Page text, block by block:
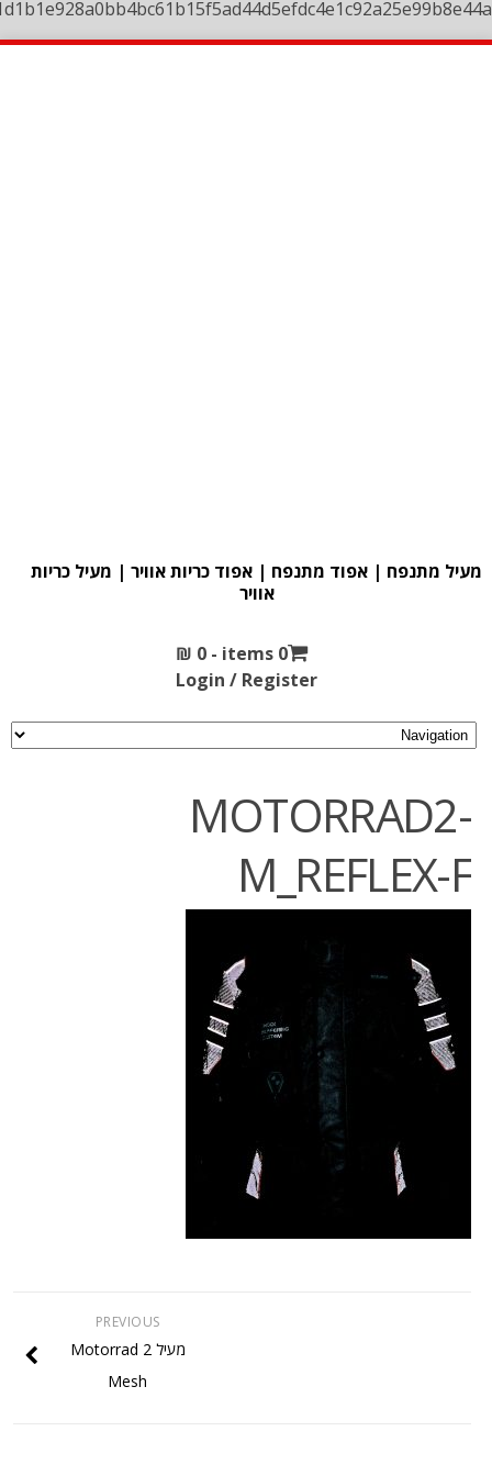
מעיל מתנפח | אפוד מתנפח | אפוד כריות אוויר | מעיל כריות
אוויר
0 items -
₪ 0
Login / Register
MOTORRAD2-
M_REFLEX-F
PREVIOUS
מעיל Motorrad 2
Mesh